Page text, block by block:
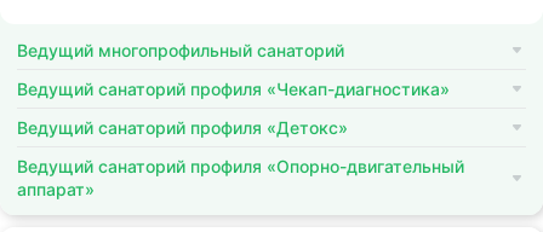
Ведущий многопрофильный санаторий
Ведущий санаторий профиля «Чекап-диагностика»
Ведущий санаторий профиля «Детокс»
Ведущий санаторий профиля «Опорно-двигательный
аппарат»